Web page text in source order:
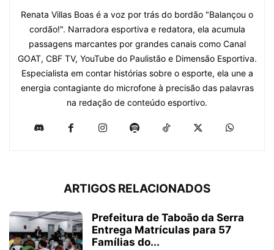
​Renata Villas Boas é a voz por trás do bordão "Balançou o
cordão!". Narradora esportiva e redatora, ela acumula
passagens marcantes por grandes canais como Canal
GOAT, CBF TV, YouTube do Paulistão e Dimensão Esportiva.
Especialista em contar histórias sobre o esporte, ela une a
energia contagiante do microfone à precisão das palavras
na redação de conteúdo esportivo.
ARTIGOS RELACIONADOS
Prefeitura de Taboão da Serra
Entrega Matrículas para 57
Famílias do...